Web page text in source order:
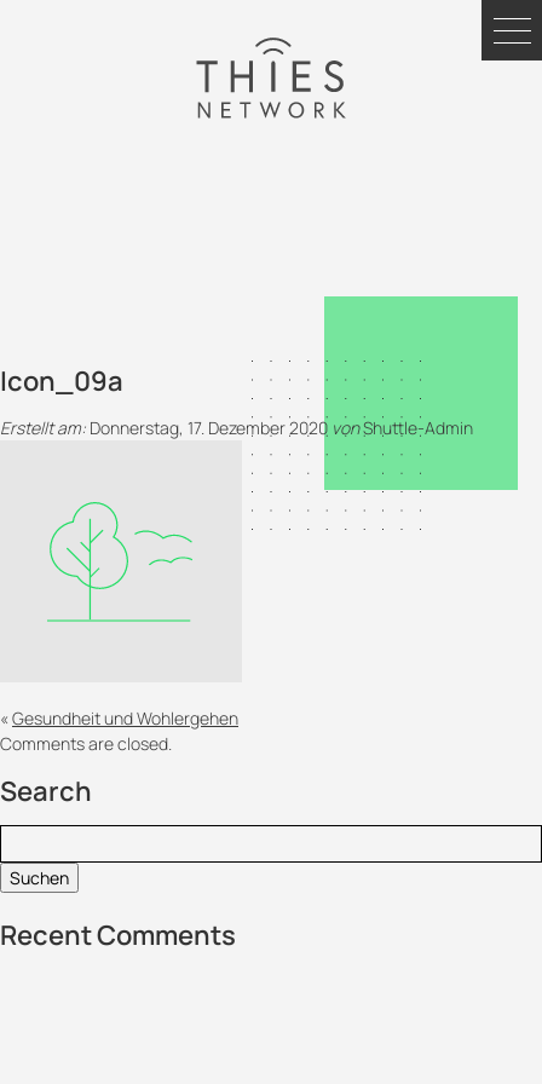
Icon_09a
Erstellt am: Donnerstag, 17. Dezember 2020 vonShuttle-Admin
« Gesundheit und Wohlergehen
Comments are closed.
Search
Recent Comments